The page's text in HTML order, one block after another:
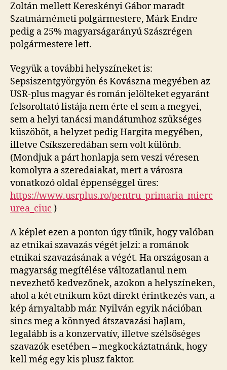
Zoltán mellett Kereskényi Gábor maradt
Szatmárnémeti polgármestere, Márk Endre
pedig a 25% magyarságarányú Szászrégen
polgármestere lett.
Vegyük a további helyszíneket is:
Sepsiszentgyörgyön és Kovászna megyében az
USR-plus magyar és román jelölteket egyaránt
felsoroltató listája nem érte el sem a megyei,
sem a helyi tanácsi mandátumhoz szükséges
küszöböt, a helyzet pedig Hargita megyében,
illetve Csíkszeredában sem volt különb.
(Mondjuk a párt honlapja sem veszi véresen
komolyra a szeredaiakat, mert a városra
vonatkozó oldal éppenséggel üres:
https://www.usrplus.ro/pentru_primaria_mierc
urea_ciuc )
A képlet ezen a ponton úgy tűnik, hogy valóban
az etnikai szavazás végét jelzi: a románok
etnikai szavazásának a végét. Ha országosan a
magyarság megítélése változatlanul nem
nevezhető kedvezőnek, azokon a helyszíneken,
ahol a két etnikum közt direkt érintkezés van, a
kép árnyaltabb már. Nyilván egyik nációban
sincs meg a könnyed átszavazási hajlam,
legalább is a konzervatív, illetve szélsőséges
szavazók esetében – megkockáztatnánk, hogy
kell még egy kis plusz faktor.